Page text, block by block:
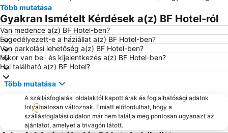
Balatonfüredi Állami Szívkórház
Siófok Vasútállomás
Siófok Kikötő-hajóállomás
Szabadstrand
Keszthely Belváros
Balatonfüred Kikötő
Fő tér
Csopaki strand
Strand
Siófoki Víztorony
Balatonlelle Sétálóutca
Balatonfüred vasútállomás
Sümeg vár
Zamárdi Kalandpark
Boglári Szüreti Fesztivál
Balatonkiliti
Kőröshegyi völgyhíd
Több mutatása
Gyakran Ismételt Kérdések a(z) BF Hotel-ról
Van medence a(z) BF Hotel-ben?
Engedélyezett-e a háziállat a(z) BF Hotel-ben?
Van parkolási lehetőség a(z) BF Hotel-ben?
Mikor van be- és kijelentkezés a(z) BF Hotel-ben?
Hol található a(z) BF Hotel?
Több mutatása
A szállásfoglalási oldalaktól kapott árak és foglalhatósági adatok
folyamatosan változnak. Emiatt előfordulhat, hogy a
szállásfoglalási oldalon már nem találja meg pontosan ugyanazt az
ajánlatot, amelyet a trivagón látott.